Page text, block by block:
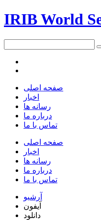
IRIB World
صفحه اصلی
اخبار
رسانه ها
درباره ما
تماس با ما
صفحه اصلی
اخبار
رسانه ها
درباره ما
تماس با ما
آرشیو
آیفون
دانلود